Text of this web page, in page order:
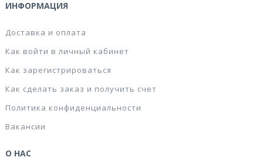
ИНФОРМАЦИЯ
Доставка и оплата
Как войти в личный кабинет
Как зарегистрироваться
Как сделать заказ и получить счет
Политика конфиденциальности
Вакансии
О НАС